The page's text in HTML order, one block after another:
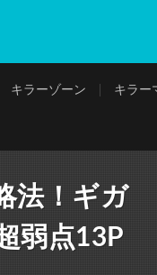
キラーゾーン キラー
法！ギガ
弱点13P